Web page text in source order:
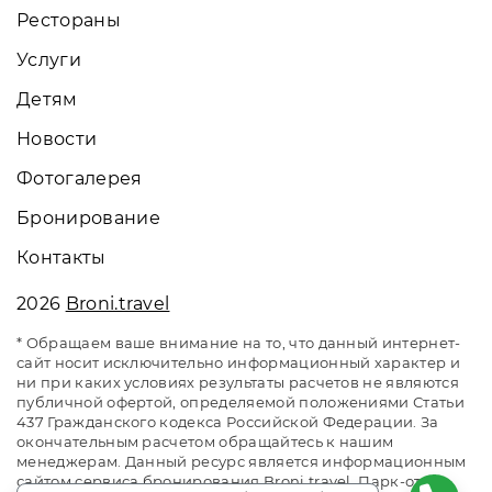
Рестораны
Услуги
Детям
Новости
Фотогалерея
Бронирование
Контакты
2026 Broni.travel
* Обращаем ваше внимание на то, что данный интернет-
сайт носит исключительно информационный характер и
ни при каких условиях результаты расчетов не являются
публичной офертой, определяемой положениями Статьи
437 Гражданского кодекса Российской Федерации. За
окончательным расчетом обращайтесь к нашим
менеджерам. Данный ресурс является информационным
сайтом сервиса бронирования Broni.travel. Парк-отель